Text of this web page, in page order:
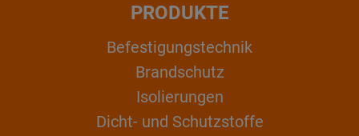
PRODUKTE
Befestigungstechnik
Brandschutz
Isolierungen
Dicht- und Schutzstoffe